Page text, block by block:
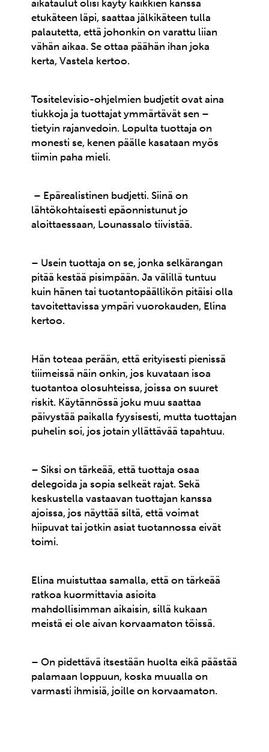
aikataulut olisi käyty kaikkien kanssa
etukäteen läpi, saattaa jälkikäteen tulla
palautetta, että johonkin on varattu liian
vähän aikaa. Se ottaa päähän ihan joka
kerta, Vastela kertoo.
Tositelevisio-ohjelmien budjetit ovat aina
tiukkoja ja tuottajat ymmärtävät sen –
tietyin rajanvedoin. Lopulta tuottaja on
monesti se, kenen päälle kasataan myös
tiimin paha mieli.
– Epärealistinen budjetti. Siinä on
lähtökohtaisesti epäonnistunut jo
aloittaessaan, Lounassalo tiivistää.
– Usein tuottaja on se, jonka selkärangan
pitää kestää pisimpään. Ja välillä tuntuu
kuin hänen tai tuotantopäällikön pitäisi olla
tavoitettavissa ympäri vuorokauden, Elina
kertoo.
Hän toteaa perään, että erityisesti pienissä
tiiimeissä näin onkin, jos kuvataan isoa
tuotantoa olosuhteissa, joissa on suuret
riskit. Käytännössä joku muu saattaa
päivystää paikalla fyysisesti, mutta tuottajan
puhelin soi, jos jotain yllättävää tapahtuu.
– Siksi on tärkeää, että tuottaja osaa
delegoida ja sopia selkeät rajat. Sekä
keskustella vastaavan tuottajan kanssa
ajoissa, jos näyttää siltä, että voimat
hiipuvat tai jotkin asiat tuotannossa eivät
toimi.
Elina muistuttaa samalla, että on tärkeää
ratkoa kuormittavia asioita
mahdollisimman aikaisin, sillä kukaan
meistä ei ole aivan korvaamaton töissä.
– On pidettävä itsestään huolta eikä päästää
palamaan loppuun, koska muualla on
varmasti ihmisiä, joille on korvaamaton.